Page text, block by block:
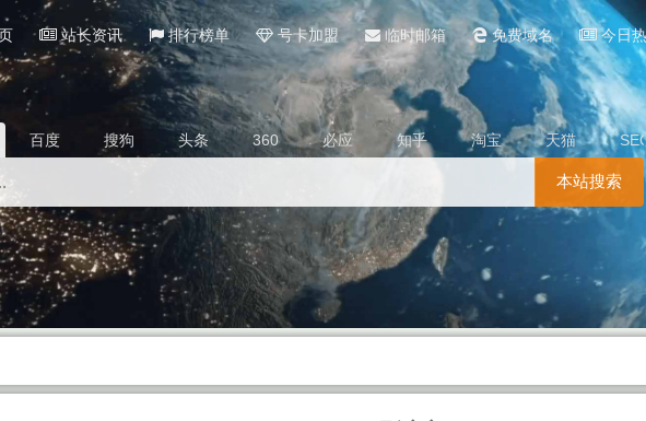
站长资讯 排行榜单 号卡加盟 临时邮箱 免费域名 今日
百度 搜狗 头条 360 必应 知乎 淘宝 天猫
本站搜索